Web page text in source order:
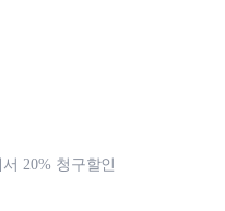
20% 청구할인